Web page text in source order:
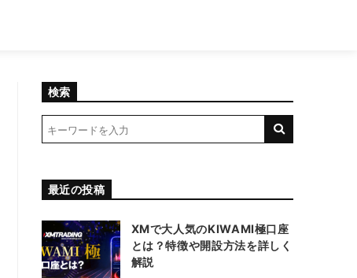
検索
最近の投稿
XMで大人気のKIWAMI極口座
とは？特徴や開設方法を詳しく
解説